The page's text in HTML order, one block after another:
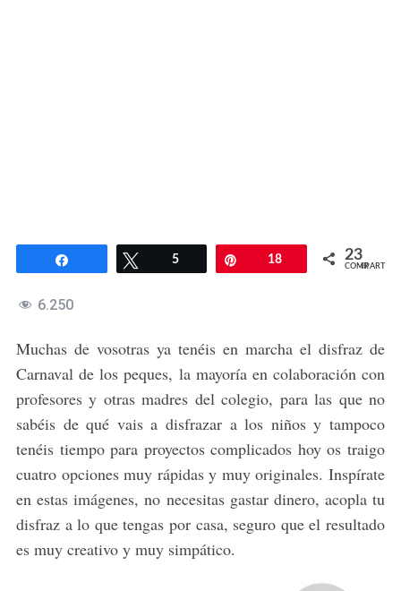
Compartir Twittear
5 18 23
COMPARTIR
6.250
Muchas de vosotras ya tenéis en marcha el disfraz de
Carnaval de los peques, la mayoría en colaboración con
profesores y otras madres del colegio, para las que no
sabéis de qué vais a disfrazar a los niños y tampoco
tenéis tiempo para proyectos complicados hoy os traigo
cuatro opciones muy rápidas y muy originales. Inspírate
en estas imágenes, no necesitas gastar dinero, acopla tu
disfraz a lo que tengas por casa, seguro que el resultado
es muy creativo y muy simpático.